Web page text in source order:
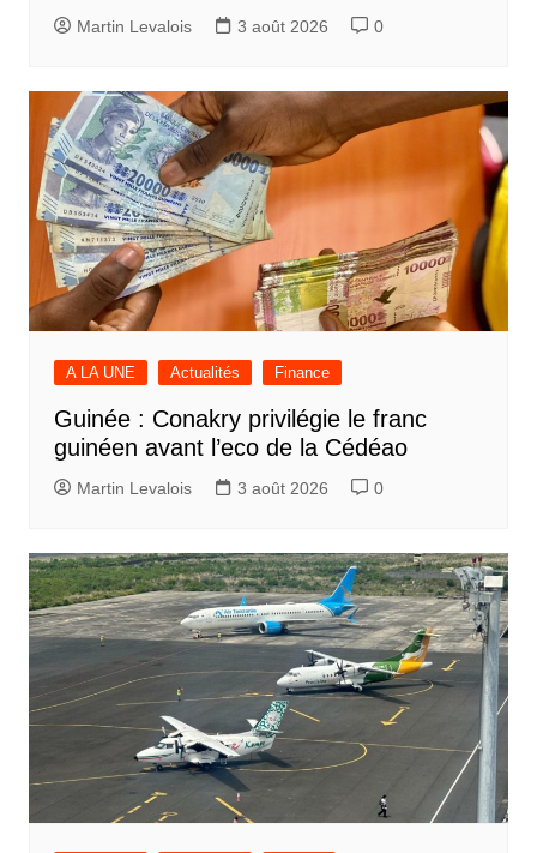
Martin Levalois 3 août 2026 0
A LA UNE Actualités Finance
Guinée : Conakry privilégie le franc
guinéen avant l’eco de la Cédéao
Martin Levalois 3 août 2026 0